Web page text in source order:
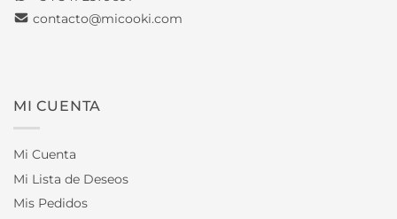
contacto@micooki.com
MI CUENTA
Mi Cuenta
Mi Lista de Deseos
Mis Pedidos